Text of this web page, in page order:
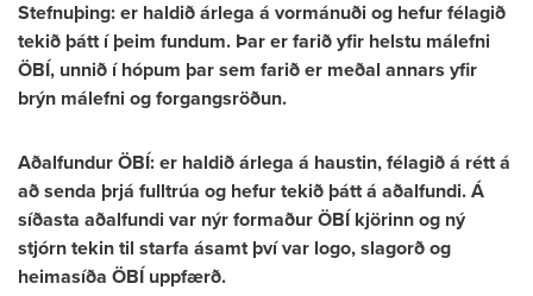
Stefnuþing: er haldið árlega á vormánuði og hefur félagið
tekið þátt í þeim fundum. Þar er farið yfir helstu málefni
ÖBÍ, unnið í hópum þar sem farið er meðal annars yfir
brýn málefni og forgangsröðun.
Aðalfundur ÖBÍ: er haldið árlega á haustin, félagið á rétt á
að senda þrjá fulltrúa og hefur tekið þátt á aðalfundi. Á
síðasta aðalfundi var nýr formaður ÖBÍ kjörinn og ný
stjórn tekin til starfa ásamt því var logo, slagorð og
heimasíða ÖBÍ uppfærð.